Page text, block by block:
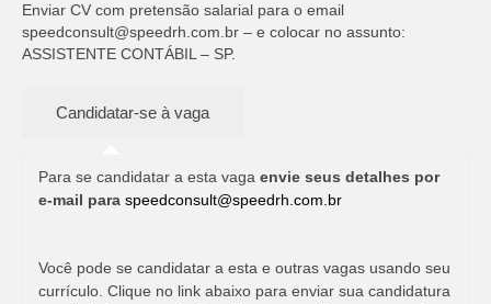
Enviar CV com pretensão salarial para o email
speedconsult@speedrh.com.br – e colocar no assunto:
ASSISTENTE CONTÁBIL – SP.
Para se candidatar a esta vaga envie seus detalhes por
e-mail para speedconsult@speedrh.com.br
Você pode se candidatar a esta e outras vagas usando seu
currículo. Clique no link abaixo para enviar sua candidatura